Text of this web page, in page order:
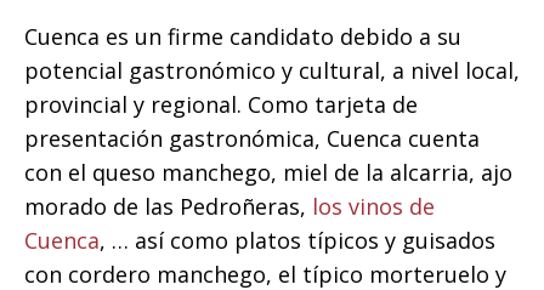
Cuenca es un firme candidato debido a su
potencial gastronómico y cultural, a nivel local,
provincial y regional. Como tarjeta de
presentación gastronómica, Cuenca cuenta
con el queso manchego, miel de la alcarria, ajo
morado de las Pedroñeras, los vinos de
Cuenca, … así como platos típicos y guisados
con cordero manchego, el típico morteruelo y